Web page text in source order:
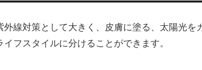
線対策として大きく、皮膚に塗る、太陽光を
フスタイルに分けることができます。